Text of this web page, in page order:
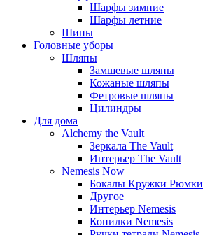
Шарфы зимние
Шарфы летние
Шипы
Головные уборы
Шляпы
Замшевые шляпы
Кожаные шляпы
Фетровые шляпы
Цилиндры
Для дома
Alchemy the Vault
Зеркала The Vault
Интерьер The Vault
Nemesis Now
Бокалы Кружки Рюмки
Другое
Интерьер Nemesis
Копилки Nemesis